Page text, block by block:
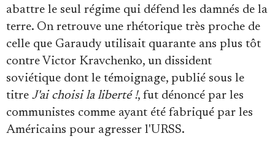
abattre le seul régime qui défend les damnés de la
terre. On retrouve une rhétorique très proche de
celle que Garaudy utilisait quarante ans plus tôt
contre Victor Kravchenko, un dissident
soviétique dont le témoignage, publié sous le
titre J'ai choisi la liberté !, fut dénoncé par les
communistes comme ayant été fabriqué par les
Américains pour agresser l'URSS.